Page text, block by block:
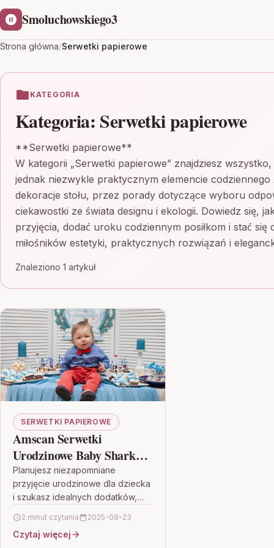
Smoluchowskiego3
Strona główna/Serwetki papierowe
KATEGORIA
Kategoria: Serwetki papierowe
**Serwetki papierowe**
W kategorii „Serwetki papierowe” znajdziesz
jednak niezwykle praktycznym elemencie
dekoracje stołu, przez porady dotyczące wyboru
ciekawostki ze świata designu i ekologii. Dowiedz się,
przyjęcia, dodać uroku codziennym posiłkom i stać
miłośników estetyki, praktycznych rozwiązań i
Znaleziono 1 artykuł
SERWETKI PAPIEROWE
Amscan Serwetki
Urodzinowe Baby Shark
33Cm 16Szt
Planujesz niezapomniane
przyjęcie urodzinowe dla dziecka
i szukasz idealnych dodatków,
radosną atmosferę? Serwetki
urodzinowe Amscan z motywem
2 minut czytania 2025-09-23
Czytaj więcej